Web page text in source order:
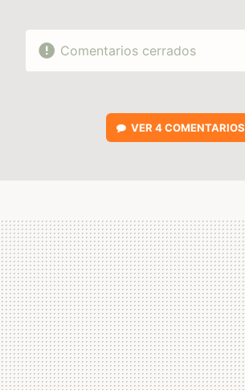
Comentarios cerrados
VER 4 COMENTARIOS